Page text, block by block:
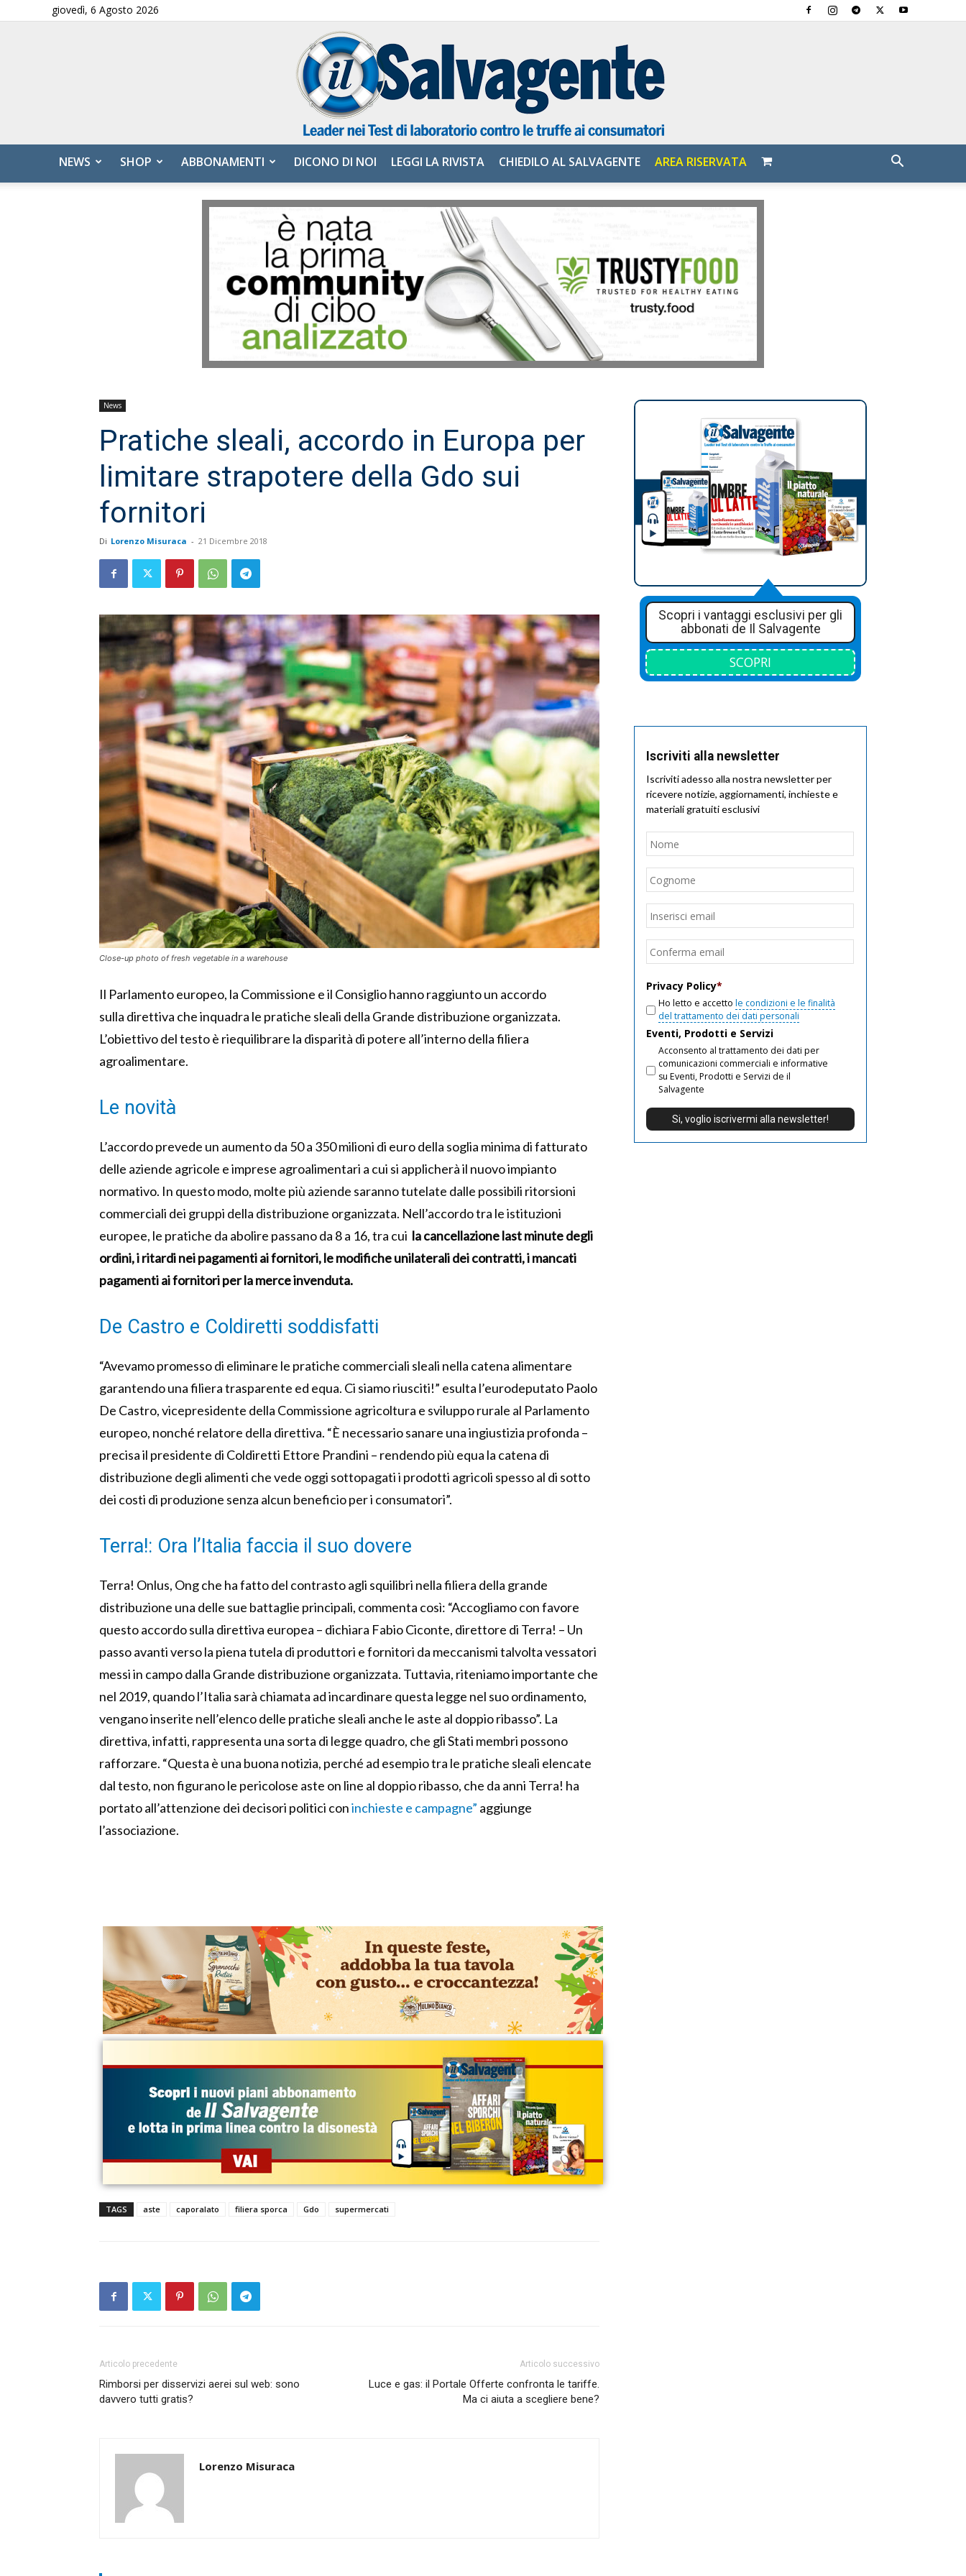
giovedì, 6 Agosto 2026
Salvagente
NEWS SHOP ABBONAMENTI DICONO DI NOI LEGGI LA RIVISTA CHIEDILO AL SALVAGENTE AREA RISERVATA
News
Pratiche sleali, accordo in Europa per
limitare strapotere della Gdo sui
fornitori
Di Lorenzo Misuraca - 21 Dicembre 2018
Close-up photo of fresh vegetable in a warehouse
Il Parlamento europeo, la Commissione e il Consiglio hanno raggiunto un accordo
sulla direttiva che inquadra le pratiche sleali della Grande distribuzione organizzata.
L’obiettivo del testo è riequilibrare la disparità di potere all’interno della filiera
agroalimentare.
Le novità
L’accordo prevede un aumento da 50 a 350 milioni di euro della soglia minima di fatturato
delle aziende agricole e imprese agroalimentari a cui si applicherà il nuovo impianto
normativo. In questo modo, molte più aziende saranno tutelate dalle possibili ritorsioni
commerciali dei gruppi della distribuzione organizzata. Nell’accordo tra le istituzioni
europee, le pratiche da abolire passano da 8 a 16, tra cui la cancellazione last minute degli
ordini, i ritardi nei pagamenti ai fornitori, le modifiche unilaterali dei contratti, i mancati
pagamenti ai fornitori per la merce invenduta.
De Castro e Coldiretti soddisfatti
“Avevamo promesso di eliminare le pratiche commerciali sleali nella catena alimentare
garantendo una filiera trasparente ed equa. Ci siamo riusciti!” esulta l’eurodeputato Paolo
De Castro, vicepresidente della Commissione agricoltura e sviluppo rurale al Parlamento
europeo, nonché relatore della direttiva. “È necessario sanare una ingiustizia profonda –
precisa il presidente di Coldiretti Ettore Prandini – rendendo più equa la catena di
distribuzione degli alimenti che vede oggi sottopagati i prodotti agricoli spesso al di sotto
dei costi di produzione senza alcun beneficio per i consumatori”.
Terra!: Ora l’Italia faccia il suo dovere
Terra! Onlus, Ong che ha fatto del contrasto agli squilibri nella filiera della grande
distribuzione una delle sue battaglie principali, commenta così: “Accogliamo con favore
questo accordo sulla direttiva europea – dichiara Fabio Ciconte, direttore di Terra! – Un
passo avanti verso la piena tutela di produttori e fornitori da meccanismi talvolta vessatori
messi in campo dalla Grande distribuzione organizzata. Tuttavia, riteniamo importante che
nel 2019, quando l’Italia sarà chiamata ad incardinare questa legge nel suo ordinamento,
vengano inserite nell’elenco delle pratiche sleali anche le aste al doppio ribasso”. La
direttiva, infatti, rappresenta una sorta di legge quadro, che gli Stati membri possono
rafforzare. “Questa è una buona notizia, perché ad esempio tra le pratiche sleali elencate
dal testo, non figurano le pericolose aste on line al doppio ribasso, che da anni Terra! ha
portato all’attenzione dei decisori politici coninchieste e campagne” aggiunge
l’associazione.
TAGS aste caporalato filiera sporca Gdo supermercati
Articolo precedente
Rimborsi per disservizi aerei sul web: sono
davvero tutti gratis?
Articolo successivo
Luce e gas: il Portale Offerte confronta le tariffe.
Ma ci aiuta a scegliere bene?
Lorenzo Misuraca
Scopri i vantaggi esclusivi per gli
abbonati de Il Salvagente
SCOPRI
Iscriviti alla newsletter
Iscriviti adesso alla nostra newsletter per
ricevere notizie, aggiornamenti, inchieste e
materiali gratuiti esclusivi
Nome
Email
Privacy Policy*
Ho letto e accetto le condizioni e le finalità
del trattamento dei dati personali
Eventi, Prodotti e Servizi
Acconsento al trattamento dei dati per
comunicazioni commerciali e informative
su Eventi, Prodotti e Servizi de il
Salvagente